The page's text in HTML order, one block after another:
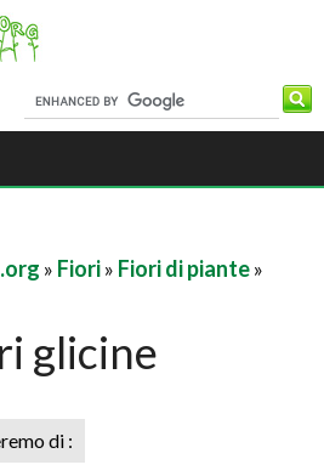
» Fiori» Fiori di piante»
glicine
di :